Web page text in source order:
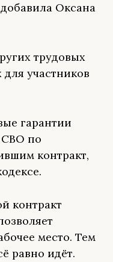
Оксана
трудовых
участников
гарантии
СВО по
контракт,
контракт
место. Тем
равно идёт.